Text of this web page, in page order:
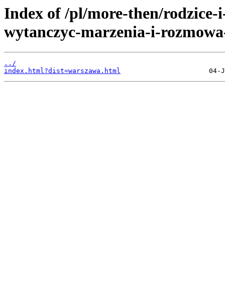
Index of /pl/more-then/
wytanczyc-marzenia-i-
../
index.html?dist=warszawa.html